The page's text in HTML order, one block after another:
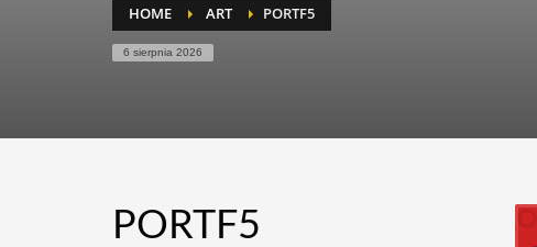
HOME ART PORTF5
6 sierpnia 2026
PORTF5